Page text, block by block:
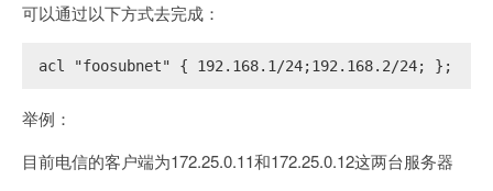
可以通过以下方式去完成：
acl "foosubnet" { 192.168.1/24;192.168.2/24; };
举例：
目前电信的客户端为172.25.0.11和172.25.0.12这两台服务器